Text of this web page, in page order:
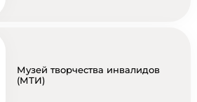
Музей творчества инвалидов
(МТИ)